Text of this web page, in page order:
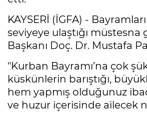
KAYSERİ (İGFA) -
seviyeye ulaştığı
Başkanı Doç. Dr. Mustafa
"Kurban Bayramı’na çok
küskünlerin barıştığı,
hem yapmış olduğunuz
ve huzur içerisinde ailecek